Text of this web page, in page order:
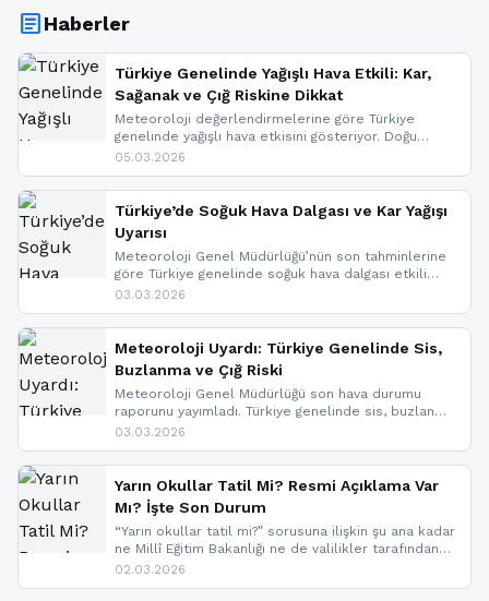
articleHaberler
Türkiye Genelinde Yağışlı Hava Etkili: Kar,
Sağanak ve Çığ Riskine Dikkat
Meteoroloji değerlendirmelerine göre Türkiye
genelinde yağışlı hava etkisini gösteriyor. Doğu
bölgelerinde kar yağışı beklenirken Marmara ve
ise çığ tehlikesi bulunuyor. İç kesimlerde sis ve pus
nedeniyle görüş mesafesinde azalma
yaşanabileceği belirtiliyor.
05.03.2026
Türkiye’de Soğuk Hava Dalgası ve Kar Yağışı
Uyarısı
Meteoroloji Genel Müdürlüğü’nün son tahminlerine
göre Türkiye genelinde soğuk hava dalgası etkili
oluyor. Birçok il için kar yağışı ve buzlanma uyarısı
03.03.2026
Meteoroloji Uyardı: Türkiye Genelinde Sis,
Buzlanma ve Çığ Riski
Meteoroloji Genel Müdürlüğü son hava durumu
raporunu yayımladı. Türkiye genelinde sis, buzlanma
ve don beklenirken Doğu Anadolu ve Doğu
yapıldı. İşte son dakika meteoroloji gelişmeleri.
03.03.2026
Yarın Okullar Tatil Mi? Resmi Açıklama Var
Mı? İşte Son Durum
“Yarın okullar tatil mi?” sorusuna ilişkin şu ana kadar
ne Millî Eğitim Bakanlığı ne de valilikler tarafından
yapılmış resmi bir tatil açıklaması bulunmamaktadır.
02.03.2026